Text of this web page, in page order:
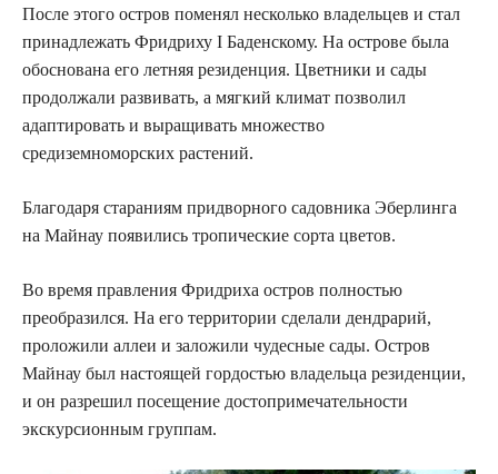
После этого остров поменял несколько владельцев и стал
принадлежать Фридриху I Баденскому. На острове была
обоснована его летняя резиденция. Цветники и сады
продолжали развивать, а мягкий климат позволил
адаптировать и выращивать множество
средиземноморских растений.
Благодаря стараниям придворного садовника Эберлинга
на Майнау появились тропические сорта цветов.
Во время правления Фридриха остров полностью
преобразился. На его территории сделали дендрарий,
проложили аллеи и заложили чудесные сады. Остров
Майнау был настоящей гордостью владельца резиденции,
и он разрешил посещение достопримечательности
экскурсионным группам.